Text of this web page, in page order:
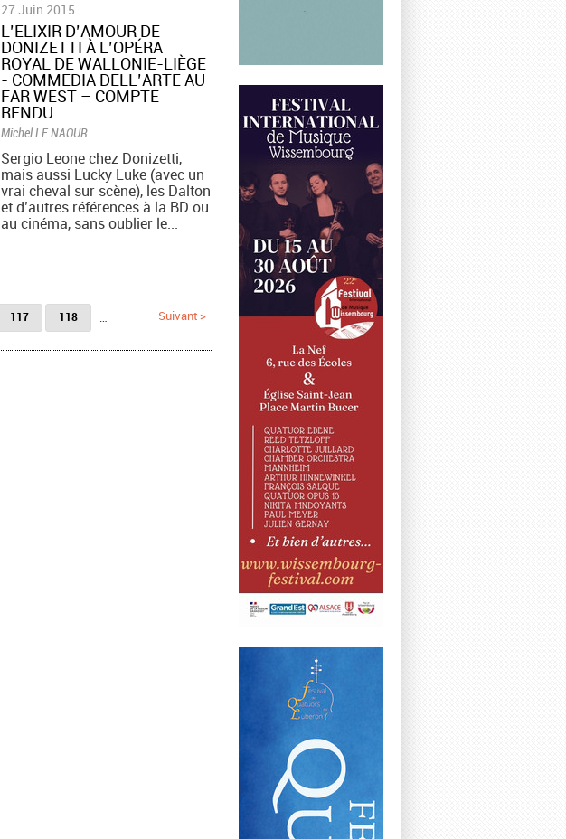
27 Juin 2015
L’ELIXIR D’AMOUR DE
DONIZETTI À L’OPÉRA
ROYAL DE WALLONIE-LIÈGE
- COMMEDIA DELL’ARTE AU
FAR WEST – COMPTE
RENDU
Michel LE NAOUR
Sergio Leone chez Donizetti,
mais aussi Lucky Luke (avec un
vrai cheval sur scène), les Dalton
et d’autres références à la BD ou
au cinéma, sans oublier le...
117 118 Suivant >